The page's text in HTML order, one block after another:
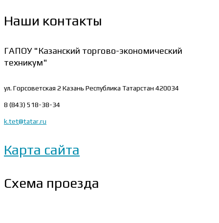
Наши контакты
ГАПОУ "Казанский торгово-экономический
техникум"
ул. Горсоветская 2 Казань Республика Татарстан 420034
8 (843) 518-38-34
k.tet@tatar.ru
Карта сайта
Схема проезда